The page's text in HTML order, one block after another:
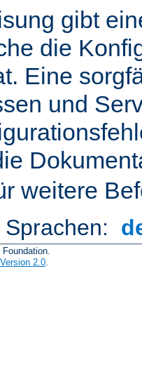
gibt
die
Eine
und
weitere
2.0.